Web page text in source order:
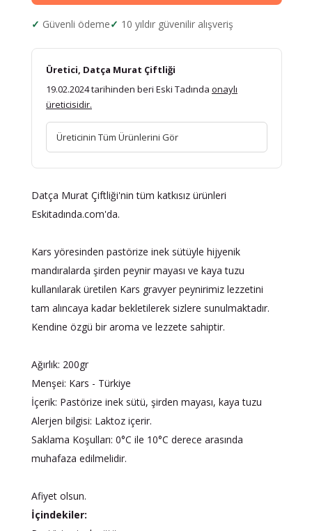
Güvenli ödeme 10 yıldır güvenilir alışveriş
Üretici, Datça Murat Çiftliği
19.02.2024 tarihinden beri Eski Tadında onaylı
üreticisidir.
Üreticinin Tüm Ürünlerini Gör
Datça Murat Çiftliği'nin tüm katkısız ürünleri
Eskitadında.com'da.
Kars yöresinden pastörize inek sütüyle hijyenik
mandıralarda şirden peynir mayası ve kaya tuzu
kullanılarak üretilen Kars gravyer peynirimiz lezzetini
tam alıncaya kadar bekletilerek sizlere sunulmaktadır.
Kendine özgü bir aroma ve lezzete sahiptir.
Ağırlık: 200gr
Menşei: Kars - Türkiye
İçerik: Pastörize inek sütü, şirden mayası, kaya tuzu
Alerjen bilgisi: Laktoz içerir.
Saklama Koşulları: 0°C ile 10°C derece arasında
muhafaza edilmelidir.
Afiyet olsun.
İçindekiler: